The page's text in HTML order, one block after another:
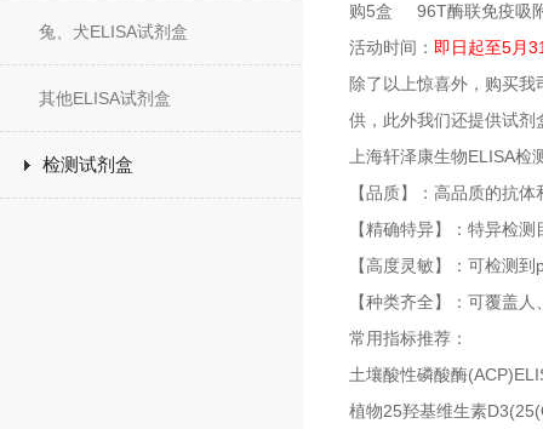
兔、犬ELISA试剂盒
其他ELISA试剂盒
检测试剂盒
购5盒 96T酶联免疫吸
活动时间： 即日起至5月
除了以上惊喜外，购买
供，此外我们还提供试剂
上海轩泽康生物ELISA检
【品质】：高品质的抗
【精确特异】：特异检
【高度灵敏】：可检测
【种类齐全】：可覆盖
常用指标推荐：
土壤酸性磷酸酶
植物25羟基维生素